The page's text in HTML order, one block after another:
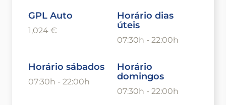
GPL Auto
1,024 €
Horário dias
úteis
07:30h - 22:00h
Horário sábados
07:30h - 22:00h
Horário
domingos
07:30h - 22:00h